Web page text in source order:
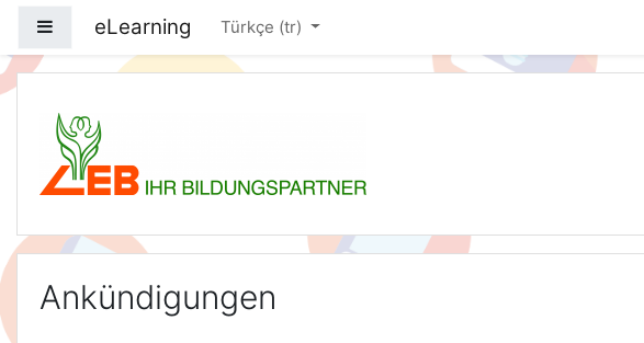
Yan paneleLearning Türkçe ‎(tr)‎
LEB-eLearning
Ankündigungen